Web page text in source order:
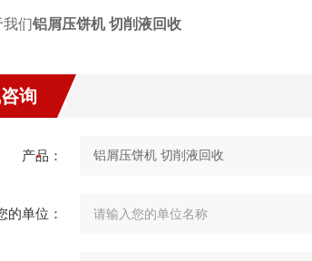
铝屑压饼机 切削液回收
询
产品：
的单位：